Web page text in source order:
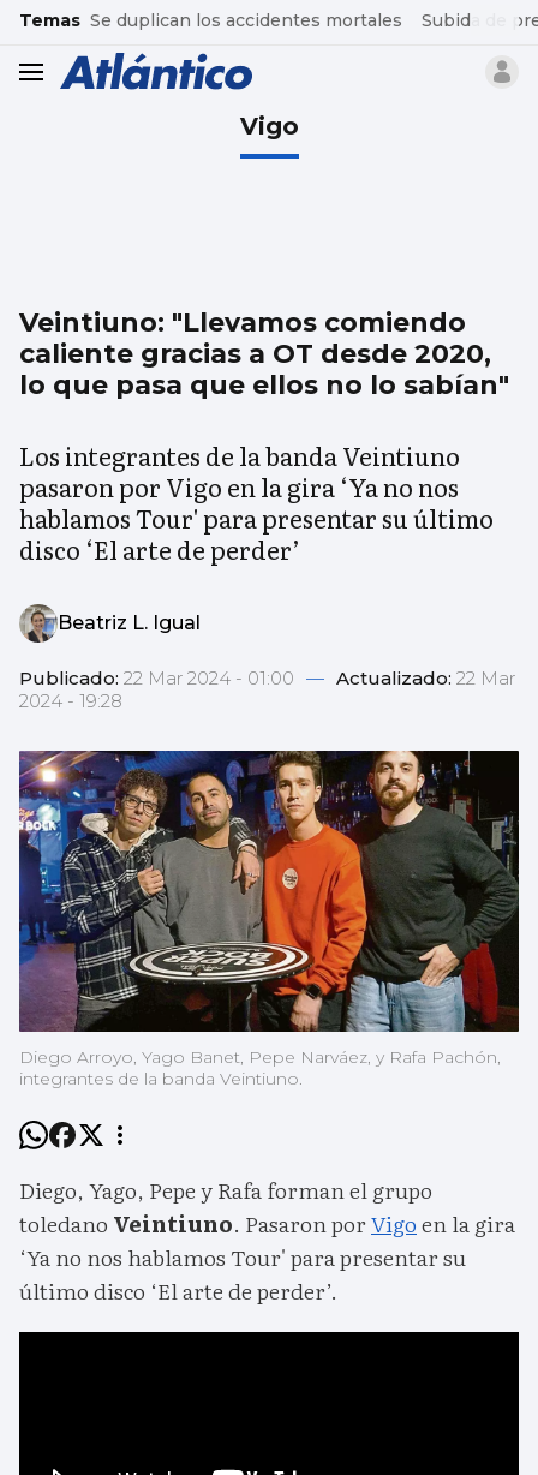
common.go-to-content
Temas Se duplican los accidentes mortales Subida de
header.menu.open
Vigo
Veintiuno: "Llevamos comiendo
caliente gracias a OT desde 2020,
lo que pasa que ellos no lo sabían"
Los integrantes de la banda Veintiuno
pasaron por Vigo en la gira ‘Ya no nos
hablamos Tour' para presentar su último
disco ‘El arte de perder’
Beatriz L. Igual
Publicado: 22 Mar 2024 - 01:00 — Actualizado: 22 Mar
2024 - 19:28
Diego Arroyo, Yago Banet, Pepe Narváez, y Rafa Pachón,
integrantes de la banda Veintiuno.
Diego, Yago, Pepe y Rafa forman el grupo
toledano Veintiuno. Pasaron porVigoen la gira
‘Ya no nos hablamos Tour' para presentar su
último disco ‘El arte de perder’.